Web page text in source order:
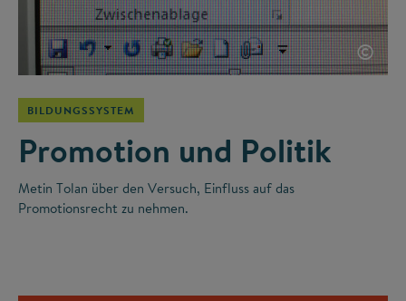
©
BILDUNGSSYSTEM
Promotion und Politik
Metin Tolan über den Versuch, Einfluss auf das
Promotionsrecht zu nehmen.